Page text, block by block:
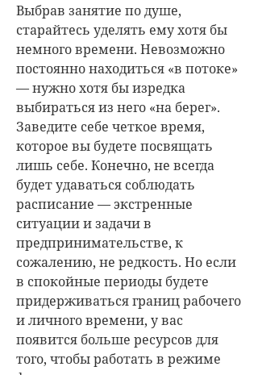
Выбрав занятие по душе,
старайтесь уделять ему хотя бы
немного времени. Невозможно
постоянно находиться «в потоке»
— нужно хотя бы изредка
выбираться из него «на берег».
Заведите себе четкое время,
которое вы будете посвящать
лишь себе. Конечно, не всегда
будет удаваться соблюдать
расписание — экстренные
ситуации и задачи в
предпринимательстве, к
сожалению, не редкость. Но если
в спокойные периоды будете
придерживаться границ рабочего
и личного времени, у вас
появится больше ресурсов для
того, чтобы работать в режиме